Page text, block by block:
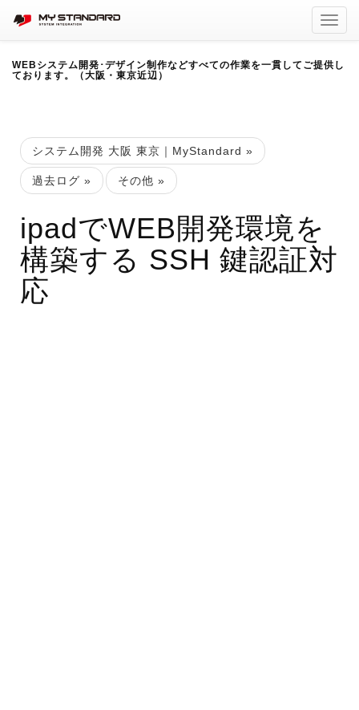
WEBシステム開発･デザイン制作などすべての作業を一貫してご提供し
ております。（大阪・東京近辺）
システム開発 大阪 東京｜MyStandard »
過去ログ » その他 »
ipadでWEB開発環境を
構築する SSH 鍵認証対
応